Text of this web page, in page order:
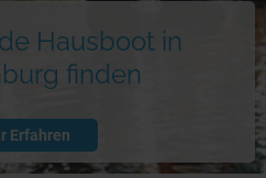
Hausboot in
finden
Erfahren